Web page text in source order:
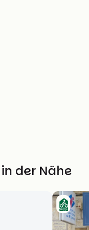
in der Nähe